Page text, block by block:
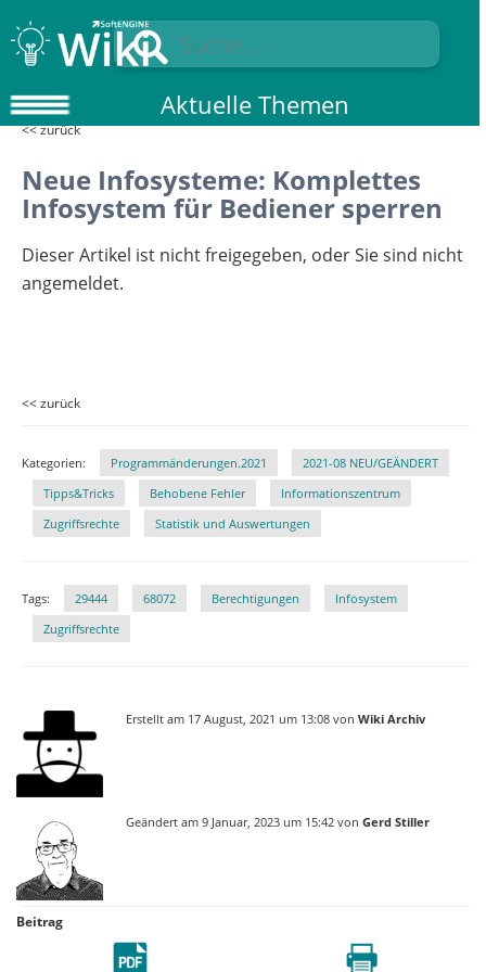
Aktuelle Themen
<< zurück
Neue Infosysteme: Komplettes
Infosystem für Bediener sperren
Dieser Artikel ist nicht freigegeben, oder Sie sind nicht
angemeldet.
<< zurück
Kategorien: Programmänderungen.2021
2021-08 NEU/GEÄNDERT
Tipps&Tricks
Behobene Fehler
Informationszentrum
Zugriffsrechte
Statistik und Auswertungen
Tags: 29444 68072 Berechtigungen
Infosystem
Zugriffsrechte
Erstellt am 17 August, 2021 um 13:08 vonWiki Archiv
Geändert am 9 Januar, 2023 um 15:42 vonGerd Stiller
Beitrag